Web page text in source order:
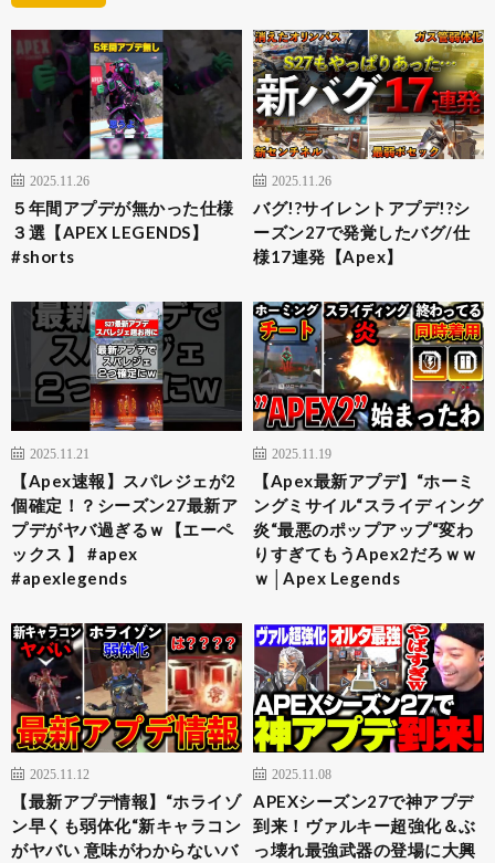
2025.11.26
５年間アプデが無かった仕様
３選【APEX LEGENDS】
#shorts
2025.11.26
バグ!?サイレントアプデ!?シ
ーズン27で発覚したバグ/仕
様17連発【Apex】
2025.11.21
【Apex速報】スパレジェが2
個確定！？シーズン27最新ア
プデがヤバ過ぎるｗ【エーペ
ックス 】 #apex
#apexlegends
2025.11.19
【Apex最新アプデ】“ホーミ
ングミサイル“スライディング
炎“最悪のポップアップ“変わ
りすぎてもうApex2だろｗｗ
ｗ│Apex Legends
2025.11.12
【最新アプデ情報】“ホライゾ
ン早くも弱体化“新キャラコン
がヤバい 意味がわからないバ
2025.11.08
APEXシーズン27で神アプデ
到来！ヴァルキー超強化＆ぶ
っ壊れ最強武器の登場に大興